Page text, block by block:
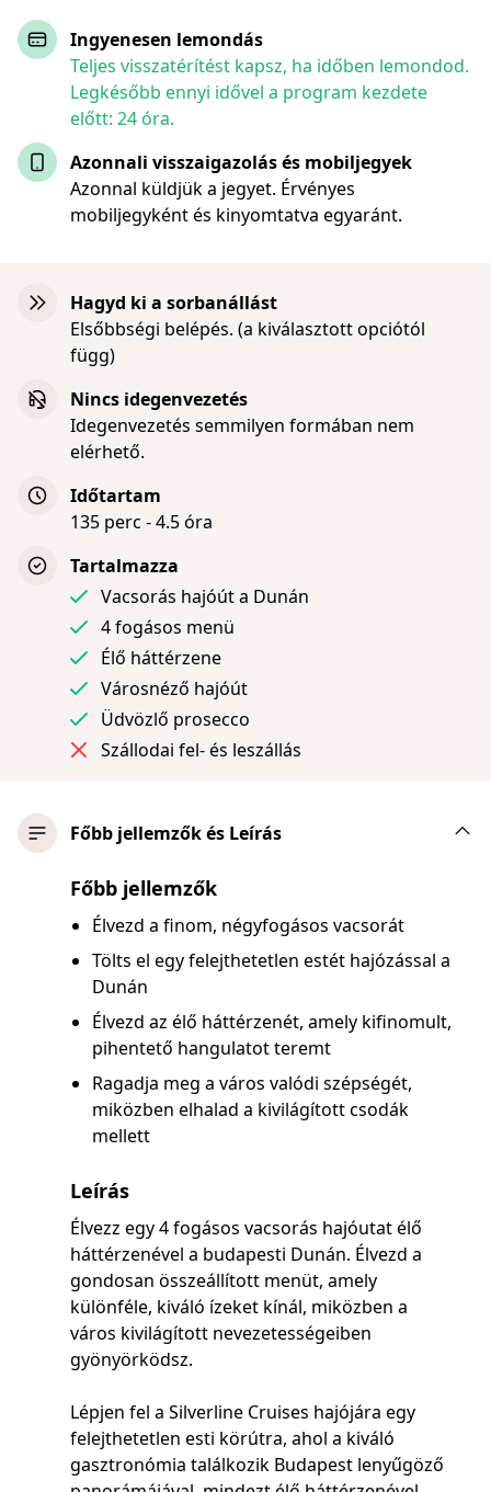
Ingyenesen lemondás
Teljes visszatérítést kapsz, ha időben lemondod.
Legkésőbb ennyi idővel a program kezdete
előtt: 24 óra.
Azonnali visszaigazolás és mobiljegyek
Azonnal küldjük a jegyet. Érvényes
mobiljegyként és kinyomtatva egyaránt.
Hagyd ki a sorbanállást
Elsőbbségi belépés. (a kiválasztott opciótól
függ)
Nincs idegenvezetés
Idegenvezetés semmilyen formában nem
elérhető.
Időtartam
135 perc - 4.5 óra
Tartalmazza
Vacsorás hajóút a Dunán
4 fogásos menü
Élő háttérzene
Városnéző hajóút
Üdvözlő prosecco
Szállodai fel- és leszállás
Főbb jellemzők és Leírás
Főbb jellemzők
Élvezd a finom, négyfogásos vacsorát
Tölts el egy felejthetetlen estét hajózással a
Dunán
Élvezd az élő háttérzenét, amely kifinomult,
pihentető hangulatot teremt
Ragadja meg a város valódi szépségét,
miközben elhalad a kivilágított csodák
mellett
Leírás
Élvezz egy 4 fogásos vacsorás hajóutat élő
háttérzenével a budapesti Dunán. Élvezd a
gondosan összeállított menüt, amely
különféle, kiváló ízeket kínál, miközben a
város kivilágított nevezetességeiben
gyönyörködsz.
Lépjen fel a Silverline Cruises hajójára egy
felejthetetlen esti körútra, ahol a kiváló
gasztronómia találkozik Budapest lenyűgöző